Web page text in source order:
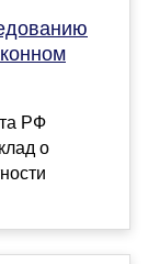
РФ
о